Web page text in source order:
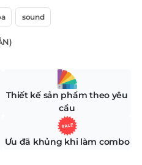
sound
Thiết kế sản phẩm theo yêu
cầu
Ưu đã khủng khi làm combo